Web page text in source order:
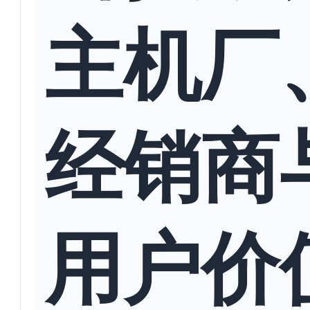
主机厂
经销商
用户价